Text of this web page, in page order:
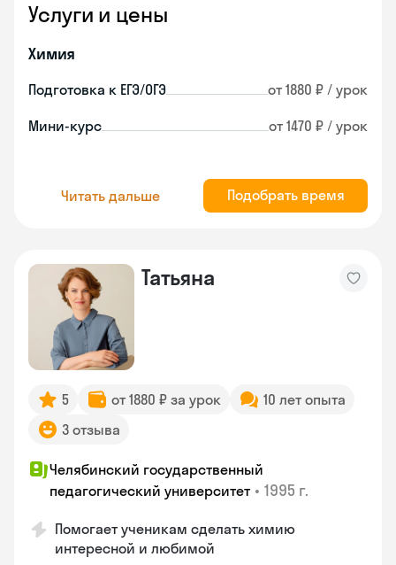
Услуги и цены
Химия
Подготовка к ЕГЭ/ОГЭ от 1880 ₽ / урок
Мини-курс от 1470 ₽ / урок
Читать дальше Подобрать время
Татьяна
5 от 1880 ₽ за урок
10 лет опыта
3 отзыва
Челябинский государственный
педагогический университет • 1995 г.
Помогает ученикам сделать химию
интересной и любимой